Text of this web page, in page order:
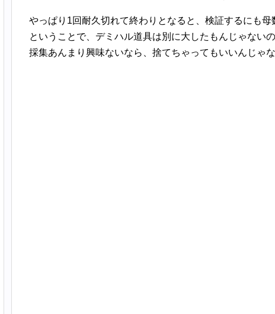
やっぱり1回耐久切れて終わりとなると、検証するにも母
ということで、デミハル道具は別に大したもんじゃない
採集あんまり興味ないなら、捨てちゃってもいいんじゃ